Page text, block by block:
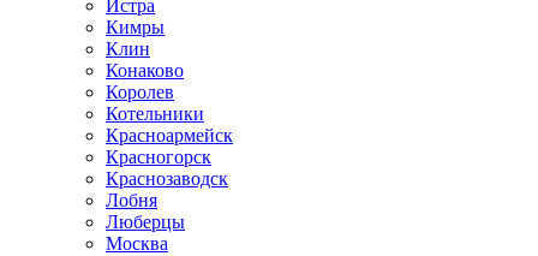
Истра
Кимры
Клин
Конаково
Королев
Котельники
Красноармейск
Красногорск
Краснозаводск
Лобня
Люберцы
Москва